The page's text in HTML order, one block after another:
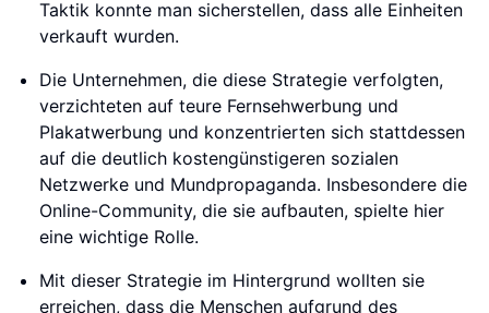
Taktik konnte man sicherstellen, dass alle Einheiten
verkauft wurden.
Die Unternehmen, die diese Strategie verfolgten,
verzichteten auf teure Fernsehwerbung und
Plakatwerbung und konzentrierten sich stattdessen
auf die deutlich kostengünstigeren sozialen
Netzwerke und Mundpropaganda. Insbesondere die
Online-Community, die sie aufbauten, spielte hier
eine wichtige Rolle.
Mit dieser Strategie im Hintergrund wollten sie
erreichen, dass die Menschen aufgrund des